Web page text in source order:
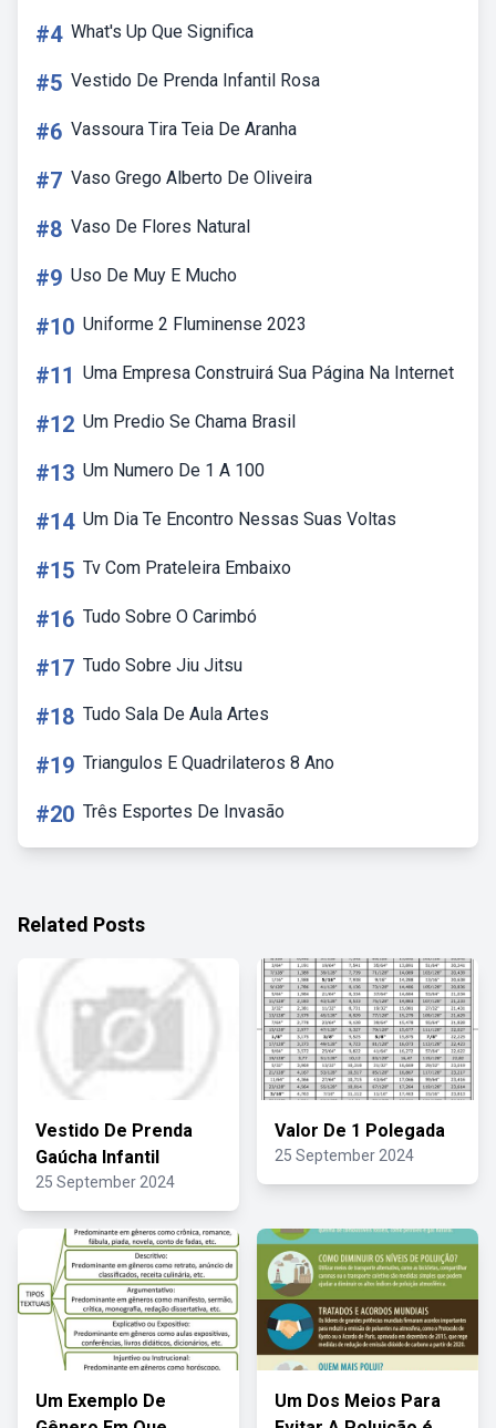
#4 What's Up Que Significa
#5 Vestido De Prenda Infantil Rosa
#6 Vassoura Tira Teia De Aranha
#7 Vaso Grego Alberto De Oliveira
#8 Vaso De Flores Natural
#9 Uso De Muy E Mucho
#10 Uniforme 2 Fluminense 2023
#11 Uma Empresa Construirá Sua Página Na Internet
#12 Um Predio Se Chama Brasil
#13 Um Numero De 1 A 100
#14 Um Dia Te Encontro Nessas Suas Voltas
#15 Tv Com Prateleira Embaixo
#16 Tudo Sobre O Carimbó
#17 Tudo Sobre Jiu Jitsu
#18 Tudo Sala De Aula Artes
#19 Triangulos E Quadrilateros 8 Ano
#20 Três Esportes De Invasão
Related Posts
Vestido De Prenda
Gaúcha Infantil
25 September 2024
Valor De 1 Polegada
25 September 2024
Um Exemplo De
Um Dos Meios Para